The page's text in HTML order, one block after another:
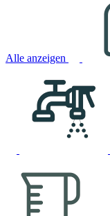
Alle anzeigen